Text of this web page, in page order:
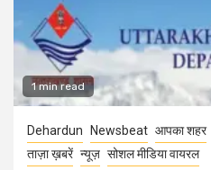
1 min read
Dehardun Newsbeat आपका शहर
ताज़ा ख़बरें न्यूज़ सोशल मीडिया वायरल